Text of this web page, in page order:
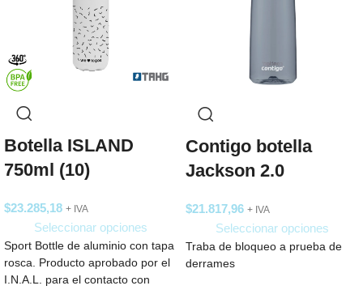
Botella ISLAND
750ml (10)
$23.285,18 + IVA
Seleccionar opciones
Sport Bottle de aluminio con tapa
rosca. Producto aprobado por el
I.N.A.L. para el contacto con
Contigo botella
Jackson 2.0
$21.817,96 + IVA
Seleccionar opciones
Traba de bloqueo a prueba de
derrames